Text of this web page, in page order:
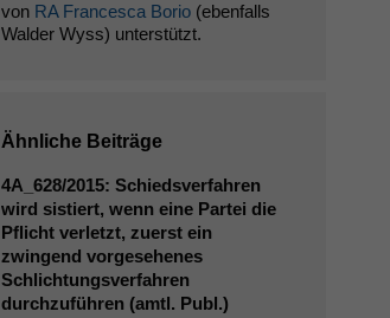
von RA Francesca Borio(ebenfalls
Walder Wyss) unterstützt.
Ähnliche Beiträge
4A_628/2015: Schiedsverfahren
wird sistiert, wenn eine Partei die
Pflicht verletzt, zuerst ein
zwingend vorgesehenes
Schlichtungsverfahren
durchzuführen (amtl. Publ.)